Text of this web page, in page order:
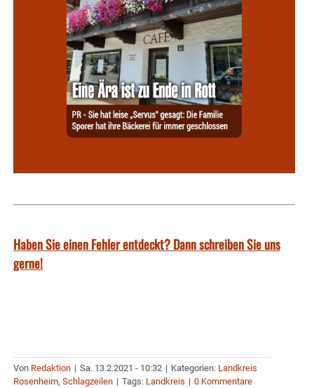
Haben Sie einen Fehler entdeckt? Dann schreiben Sie uns
gerne!
Von Redaktion | Sa. 13.2.2021 - 10:32 | Kategorien: Landkreis
Rosenheim, Schlagzeilen | Tags: Landkreis | 0 Kommentare